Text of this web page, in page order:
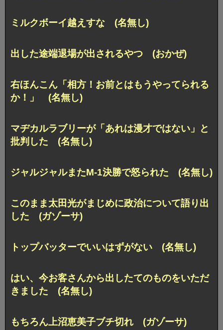
ミルクボーイ越えすな (名無し)
出した途端退場が出されるやつ (おかぜ)
右ほんこん「相方！お前とはもうやってられる
か！」 (名無し)
マヂカルラブリーが「あれは漫才ではない」と
批判した (名無し)
ジャルジャルまたM-1決勝で怒られた (名無し)
このまま太田光がまじめに政治について語り出
した (ガゾーサ)
トップバッターでいいはずがない (名無し)
はい、今お客さんから出したてのものをいただ
きました (名無し)
もちろん上沼恵美子ブチ切れ (ガゾーサ)